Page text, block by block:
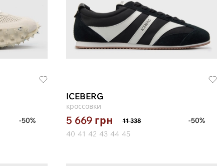
-50%
ICEBERG
кроссовки
5 669 грн 11 338
-50%
40 41 42 43 44 45